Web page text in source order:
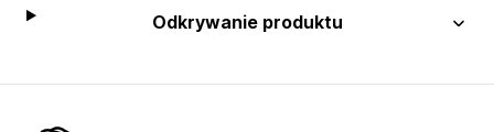
Odkrywanie produktu